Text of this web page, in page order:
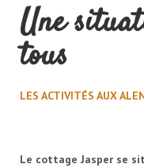
Une
tous
LES ACTIVITÉS AUX
Le cottage Jasper se